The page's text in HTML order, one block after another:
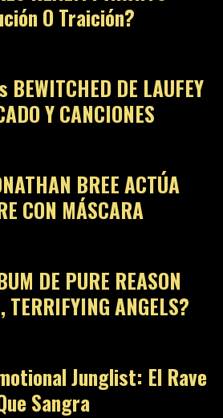
O Traición?
DE LAUFEY
Y CANCIONES
BREE ACTÚA
CON MÁSCARA
DE PURE REASON
TERRIFYING ANGELS?
Junglist: El Rave
Sangra